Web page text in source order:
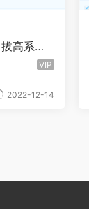
高系统
VIP
2022-12-14